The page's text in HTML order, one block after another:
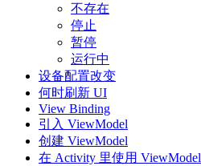
不存在
停止
暂停
运行中
设备配置改变
何时刷新 UI
View Binding
引入 ViewModel
创建 ViewModel
在 Activity 里使用 ViewModel